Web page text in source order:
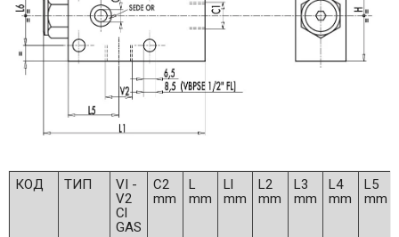
КОД ТИП
VI -
V2
Cl
GAS
C2
mm
L
mm
Ll
mm
L2
mm
L3
mm
L4
mm
L5
mm